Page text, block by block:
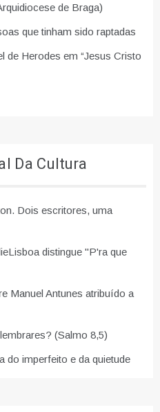
de Braga)
que tinham sido raptadas
de Herodes em “Jesus Cristo
Da Cultura
Dois escritores, uma
distingue "P'ra que
Manuel Antunes atribuído a
(Salmo 8,5)
do imperfeito e da quietude